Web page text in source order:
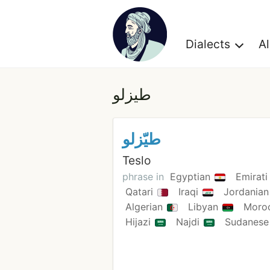
Dialects
طيزلو
طيّزلو
Teslo
phrase in Egyptian Emirati
Qatari
Iraqi Jordanian
Algerian
Libyan
Hijazi
Najdi Sudanese